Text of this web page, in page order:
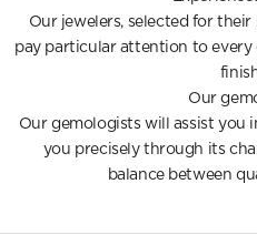
Our jewelers, selected for
pay particular attention to every
Our
Our gemologists will assist you
you precisely through its
balance between